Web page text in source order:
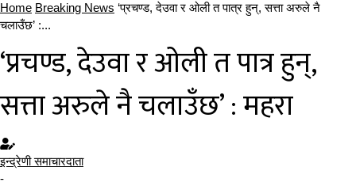
Home Breaking News ‘प्रचण्ड, देउवा र ओली त पात्र हुन्, सत्ता अरुले नै
चलाउँछ’ :...
‘प्रचण्ड, देउवा र ओली त पात्र हुन्,
सत्ता अरुले नै चलाउँछ’ : महरा
इन्द्रेणी समाचारदाता
-